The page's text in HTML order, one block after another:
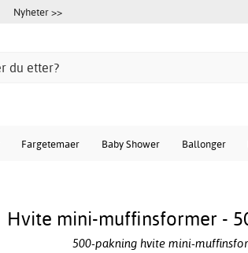
Nyheter >>
Fargetemaer Baby Shower Ballonger
Hvite mini-muffinsformer -
500-pakning hvite mini-